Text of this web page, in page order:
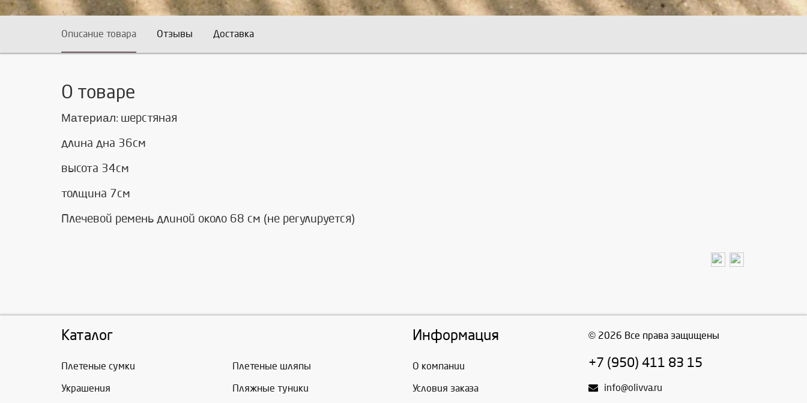
Описание товара Отзывы Доставка
О товаре
Материал: шерстяная
длина дна 36см
высота 34см
толщина 7см
Плечевой ремень длиной около 68 см (не регулируется)
Каталог
Плетеные сумки Плетеные шляпы
Украшения Пляжные туники
Информация
О компании
Условия заказа
© 2026 Все права защищены
+7 (950) 411 83 15
info@olivva.ru